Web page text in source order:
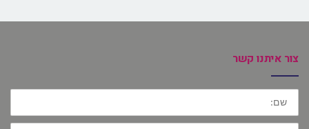
צור איתנו קשר
שם: